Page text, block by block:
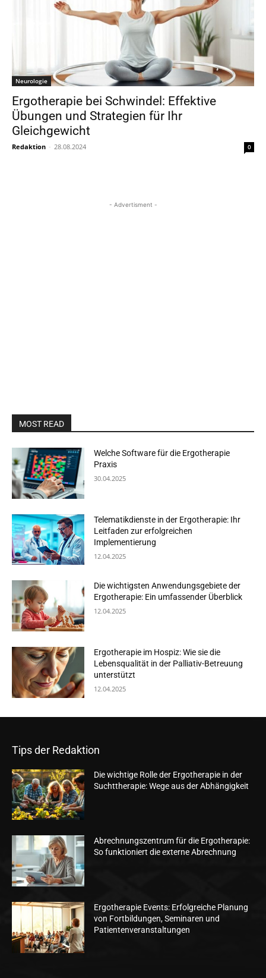
Neurologie
Ergotherapie bei Schwindel: Effektive
Übungen und Strategien für Ihr
Gleichgewicht
Redaktion - 28.08.2024 0
- Advertisment -
MOST READ
Welche Software für die Ergotherapie
Praxis
30.04.2025
Telematikdienste in der Ergotherapie: Ihr
Leitfaden zur erfolgreichen
Implementierung
12.04.2025
Die wichtigsten Anwendungsgebiete der
Ergotherapie: Ein umfassender Überblick
12.04.2025
Ergotherapie im Hospiz: Wie sie die
Lebensqualität in der Palliativ-Betreuung
unterstützt
12.04.2025
Tips der Redaktion
Die wichtige Rolle der Ergotherapie in der
Suchttherapie: Wege aus der Abhängigkeit
Abrechnungszentrum für die Ergotherapie:
So funktioniert die externe Abrechnung
Ergotherapie Events: Erfolgreiche Planung
von Fortbildungen, Seminaren und
Patientenveranstaltungen